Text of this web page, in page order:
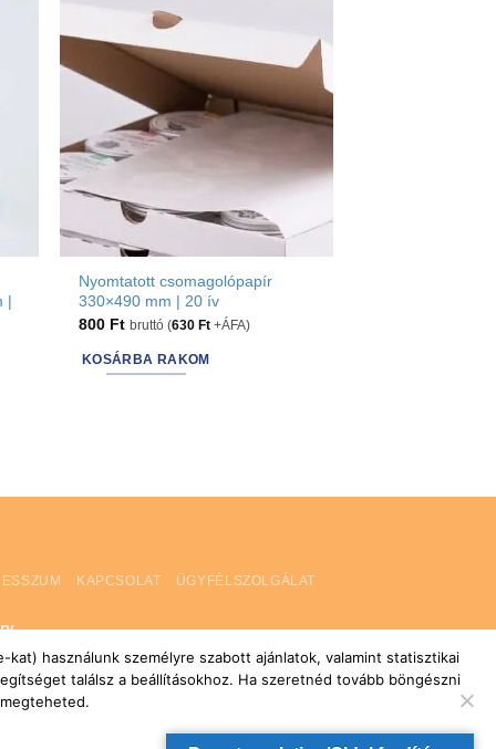
may
chosen
on
product
page
|
Nyomtatott csomagolópapír
330×490 mm | 20 ív
800 Ft bruttó (630 Ft +ÁFA)
KOSÁRBA RAKOM
KAPCSOLAT ÜGYFÉLSZOLGÁLAT
használunk személyre szabott ajánlatok, valamint statisztikai
találsz a beállításokhoz. Ha szeretnéd tovább böngészni